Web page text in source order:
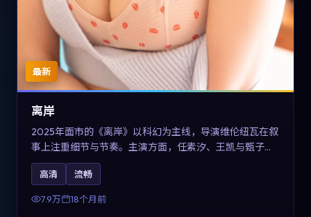
最新
离岸
2025年面市的《离岸》以科幻为主线，导演维伦纽瓦在叙
事上注重细节与节奏。主演方面，任素汐、王凯与甄子丹
的表演为角色增添层次。故事把东方美学与类型节奏做本
土化融合，可作为德国影视爱好者的高清观影选择。
高清 流畅
7.9万 18个月前